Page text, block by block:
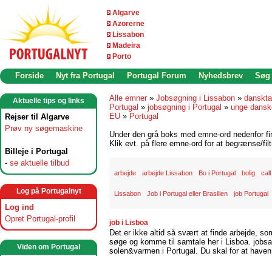
Algarve
Azorerne
Lissabon
Madeira
Porto
Forside Nyt fra Portugal Portugal Forum Nyhedsbrev Søg
Aktuelle tips og links
Rejser til Algarve
Prøv ny søgemaskine
Billeje i Portugal
- se aktuelle tilbud
Log på Portugalnyt
Log ind
Opret Portugal-profil
Viden om Portugal
Alle emner » Jobsøgning i Lissabon »
Portugal » jobsøgning i Portugal » unge
EU » Portugal
Under den grå boks med emne-ord nedenfor
Klik evt. på flere emne-ord for at begrænse/
arbejde arbejde Lissabon Bo i Portugal bolig
Lissabon Job i Portugal eller Brasilien job Portugal
job i Lisboa
Det er ikke altid så svært at finde arbejde,
søge og komme til samtale her i Lisboa.
solen&varmen i Portugal. Du skal for at